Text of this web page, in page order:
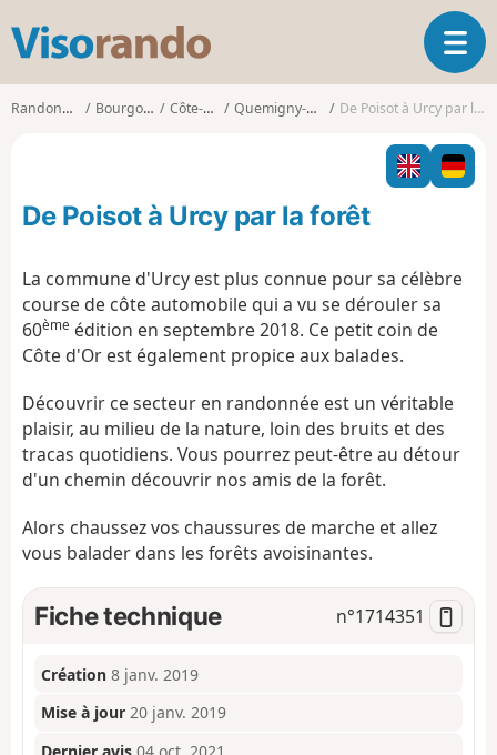
s
o
O
u
i
r
l
v
n
Randonnées Bourgogne Côte-d'Or Quemigny-Poisot De Poisot à Urcy par la forêt
De Poisot à Urcy par la forêt
La commune d'Urcy est plus connue pour sa célèbre
course de côte automobile qui a vu se dérouler sa
60ème édition en septembre 2018. Ce petit coin de
Côte d'Or est également propice aux balades.
Découvrir ce secteur en randonnée est un véritable
plaisir, au milieu de la nature, loin des bruits et des
tracas quotidiens. Vous pourrez peut-être au détour
d'un chemin découvrir nos amis de la forêt.
Alors chaussez vos chaussures de marche et allez
vous balader dans les forêts avoisinantes.
Fiche technique n°1714351
Création 8 janv. 2019
Mise à jour 20 janv. 2019